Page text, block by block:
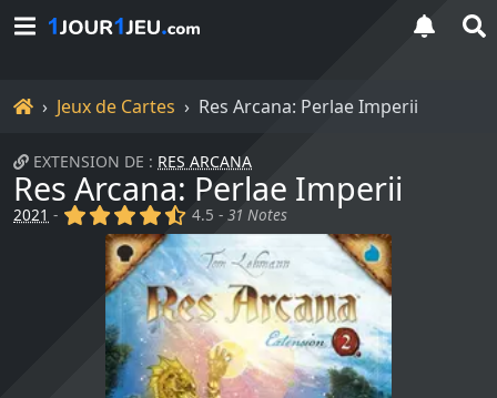
Accueil
Jeux de Cartes Res Arcana: Perlae Imperii
EXTENSION DE : RES ARCANA
Res Arcana: Perlae Imperii
2021 - (x) (x) (x) (x) (,)
4.5 -31 Notes